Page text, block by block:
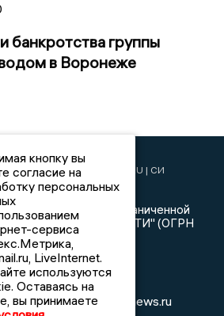
банкротства группы
в Воронеже
2019 © VORONEZHNEWS.RU | СИ
«Воронежские новости»
Общество с ограниченной
НОВОСТИ" (ОГРН
А.А.
(473) 262 77 92
info@voronezhnews.ru
кнопку вы
согласие на
персональных
сервиса
LiveInternet.
используются
Оставаясь на
вы принимаете